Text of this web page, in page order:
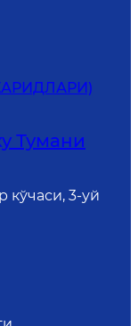
Тумани
кўчаси, 3-уй